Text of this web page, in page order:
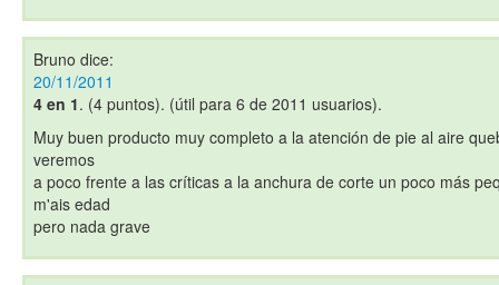
Bruno dice:
20/11/2011
4 en 1. (4 puntos). (útil para 6 de 2011 usuarios).
Muy buen producto muy completo a la atención de pie al aire
veremos
a poco frente a las críticas a la anchura de corte un poco más
m'ais edad
pero nada grave